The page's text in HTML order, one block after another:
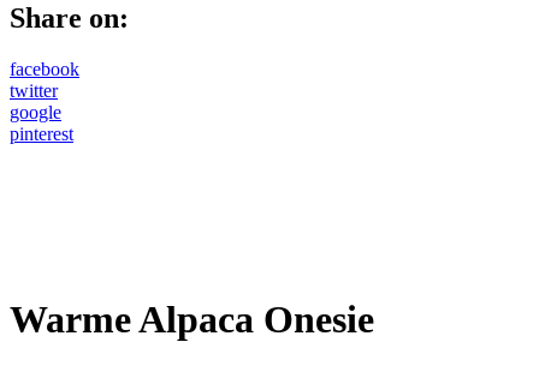
Share on:
facebook
twitter
google
pinterest
Warme Alpaca Onesie